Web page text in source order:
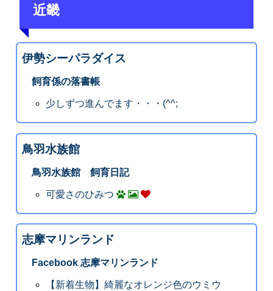
近畿
伊勢シーパラダイス
飼育係の落書帳
少しずつ進んでます・・・(^^;
鳥羽水族館
鳥羽水族館 飼育日記
可愛さのひみつ
志摩マリンランド
Facebook 志摩マリンランド
【新着生物】綺麗なオレンジ色のウミウ